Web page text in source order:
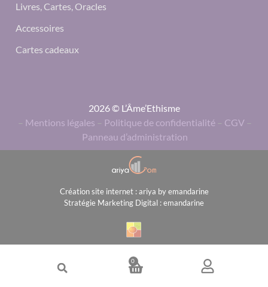
0
Livres, Cartes, Oracles
Accessoires
Cartes cadeaux
2026 © L’Âme’Ethisme
– Mentions légales – Politique de confidentialité – CGV –
Panneau d’administration
Création site internet : ariya by emandarine
Stratégie Marketing Digital : emandarine